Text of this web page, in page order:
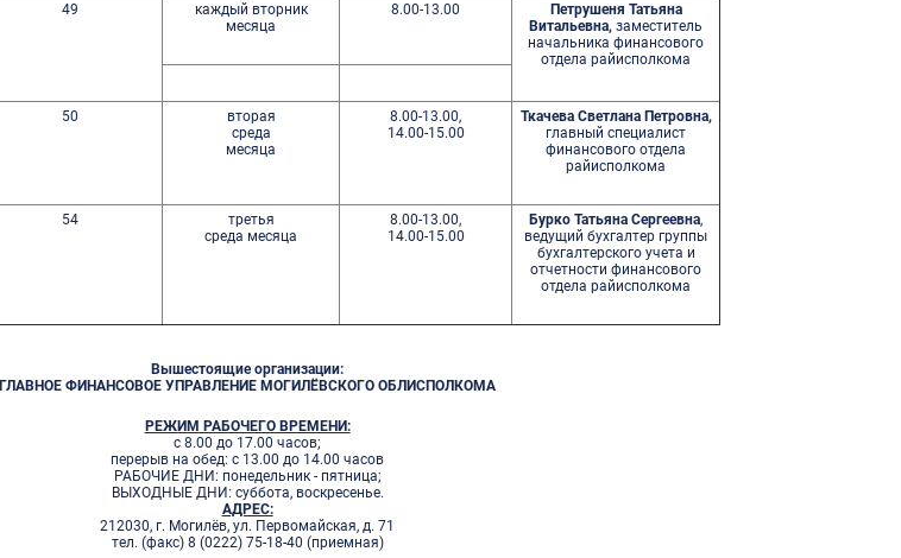
49
каждый вторник
месяца
8.00-13.00
Петрушеня Татьяна
Витальевна, заместитель
начальника финансового
отдела райисполкома
50
вторая
среда
месяца
8.00-13.00,
14.00-15.00
Ткачева Светлана Петровна,
главный специалист
финансового отдела
райисполкома
54
третья
среда месяца
8.00-13.00,
14.00-15.00
Бурко Татьяна Сергеевна,
ведущий бухгалтер группы
бухгалтерского учета и
отчетности финансового
отдела райисполкома
Вышестоящие организации:
ГЛАВНОЕ ФИНАНСОВОЕ УПРАВЛЕНИЕ МОГИЛЁВСКОГО ОБЛИСПОЛКОМА
РЕЖИМ РАБОЧЕГО ВРЕМЕНИ:
с 8.00 до 17.00 часов;
перерыв на обед: с 13.00 до 14.00 часов
РАБОЧИЕ ДНИ: понедельник - пятница;
ВЫХОДНЫЕ ДНИ: суббота, воскресенье.
АДРЕС:
212030, г. Могилёв, ул. Первомайская, д. 71
тел. (факс) 8 (0222) 75-18-40 (приемная)